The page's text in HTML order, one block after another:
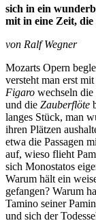
sich in ein
mit in eine Zeit, die
von Ralf Wegner
Mozarts Opern
versteht man erst
Figaro wechseln die
und die Zauberflöte
langes Stück, man
ihren Plätzen
etwa die Passagen
auf, wieso flieht
sich Monostatos
Warum hält ein
gefangen? Warum
Tamino seiner
und sich der